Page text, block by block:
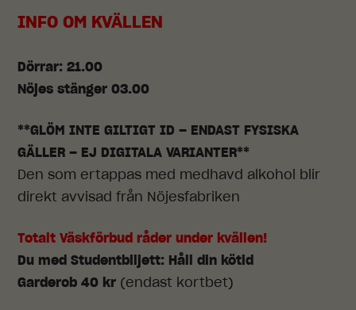
INFO OM KVÄLLEN
Dörrar: 21.00
Nöjes stänger 03.00
**GLÖM INTE GILTIGT ID – ENDAST FYSISKA
GÄLLER – EJ DIGITALA VARIANTER**
Den som ertappas med medhavd alkohol blir
direkt avvisad från Nöjesfabriken
Totalt Väskförbud råder under kvällen!
Du med Studentbiljett: Håll din kötid
Garderob 40 kr (endast kortbet)